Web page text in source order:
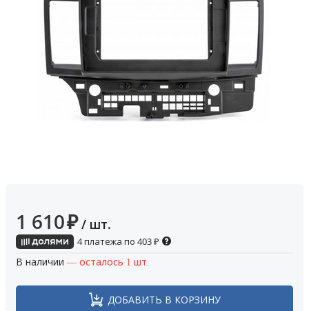
1 610₽ / шт.
4 платежа по 403₽
В наличии — осталось 1 шт.
ДОБАВИТЬ В КОРЗИНУ